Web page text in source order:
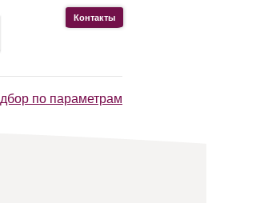
по параметрам
Контакты